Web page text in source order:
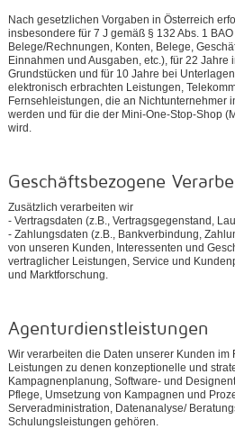
Nach gesetzlichen Vorgaben in Österreich
insbesondere für 7 J gemäß § 132 Abs. 1
Belege/Rechnungen, Konten, Belege,
Einnahmen und Ausgaben, etc.), für 22 Jahre
Grundstücken und für 10 Jahre bei
elektronisch erbrachten Leistungen,
Fernsehleistungen, die an Nichtunternehmer
werden und für die der Mini-One-Stop-Shop
wird.
Geschäftsbezogene
Zusätzlich verarbeiten wir
- Vertragsdaten (z.B., Vertragsgegenstand,
- Zahlungsdaten (z.B., Bankverbindung,
von unseren Kunden, Interessenten und
vertraglicher Leistungen, Service und
und Marktforschung.
Agenturdienstleistungen
Wir verarbeiten die Daten unserer Kunden im
Leistungen zu denen konzeptionelle und
Kampagnenplanung, Software- und
Pflege, Umsetzung von Kampagnen und
Serveradministration, Datenanalyse/
Schulungsleistungen gehören.